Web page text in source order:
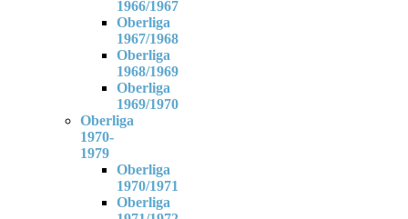
1966/1967
Oberliga
1967/1968
Oberliga
1968/1969
Oberliga
1969/1970
Oberliga
1970-
1979
Oberliga
1970/1971
Oberliga